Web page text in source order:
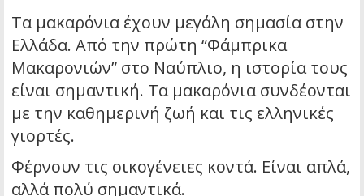
Τα μακαρόνια έχουν μεγάλη σημασία στην
Ελλάδα. Από την πρώτη “Φάμπρικα
Μακαρονιών” στο Ναύπλιο, η ιστορία τους
είναι σημαντική. Τα μακαρόνια συνδέονται
με την καθημερινή ζωή και τις ελληνικές
γιορτές.
Φέρνουν τις οικογένειες κοντά. Είναι απλά,
αλλά πολύ σημαντικά.